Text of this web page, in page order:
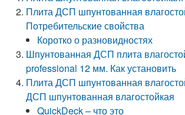
Плита ДСП шпунтованная
Потребительские свойства
Коротко о разновидностях
Шпунтованная ДСП плита
professional 12 мм. Как установить
Плита ДСП шпунтованная
ДСП шпунтованная влагостойкая
QuickDeck – что это